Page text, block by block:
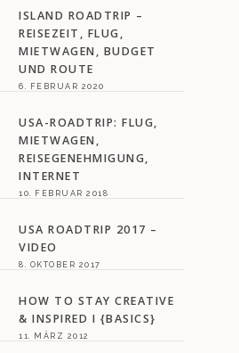
ISLAND ROADTRIP –
REISEZEIT, FLUG,
MIETWAGEN, BUDGET
UND ROUTE
6. FEBRUAR 2020
USA-ROADTRIP: FLUG,
MIETWAGEN,
REISEGENEHMIGUNG,
INTERNET
10. FEBRUAR 2018
USA ROADTRIP 2017 –
VIDEO
8. OKTOBER 2017
HOW TO STAY CREATIVE
& INSPIRED I {BASICS}
11. MÄRZ 2012